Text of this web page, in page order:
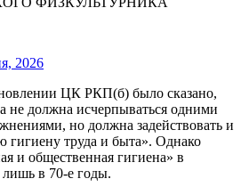
2026
ЦК РКП(б) было сказано,
не должна исчерпываться одними
но должна задействовать и
труда и быта». Однако
и общественная гигиена» в
в 70-е годы.